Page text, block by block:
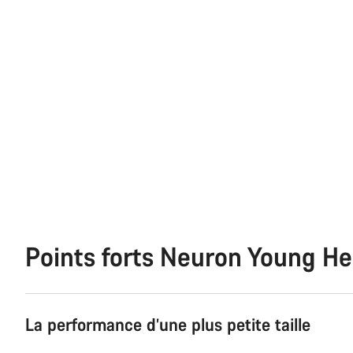
Points forts Neuron Young
La performance d’une plus petite taille